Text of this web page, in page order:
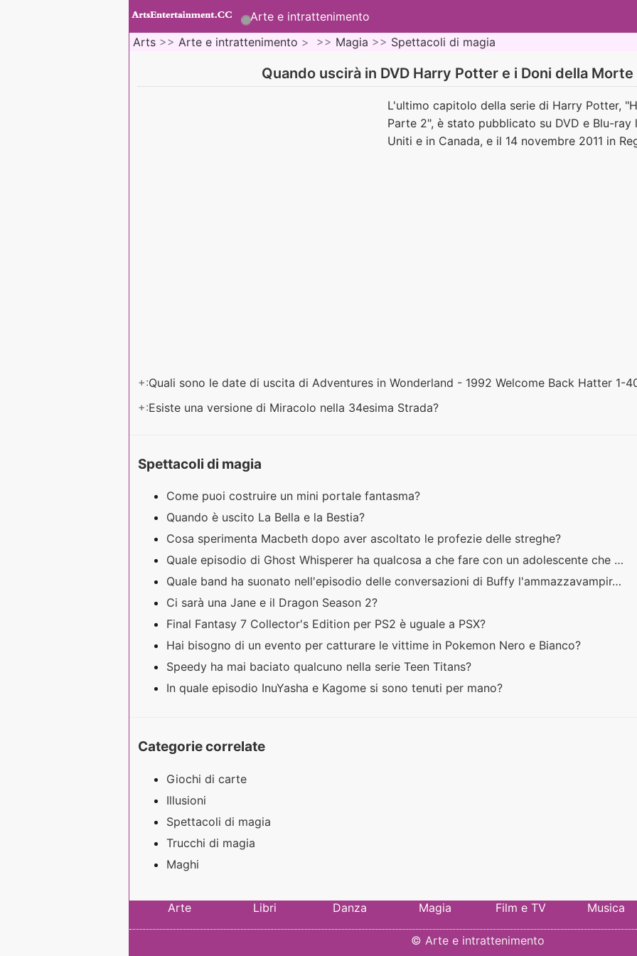
Arte e intrattenimento
Arts >> Arte e intrattenimento > >> Magia >> Spettacoli di magia
Quando uscirà in DVD Harry Potter e i Doni della
L'ultimo capitolo della serie di Harry Potter,
Parte 2", è stato pubblicato su DVD e Blu-ray
Uniti e in Canada, e il 14 novembre 2011 in
+:Quali sono le date di uscita di Adventures in Wonderland - 1992 Welcome Back Hatter 1-
+:Esiste una versione di Miracolo nella 34esima Strada?
Spettacoli di magia
Come puoi costruire un mini portale fantasma?
Quando è uscito La Bella e la Bestia?
Cosa sperimenta Macbeth dopo aver ascoltato le profezie delle streghe?
Quale episodio di Ghost Whisperer ha qualcosa a che fare con un adolescente che …
Quale band ha suonato nell'episodio delle conversazioni di Buffy l'ammazzavampir…
Ci sarà una Jane e il Dragon Season 2?
Final Fantasy 7 Collector's Edition per PS2 è uguale a PSX?
Hai bisogno di un evento per catturare le vittime in Pokemon Nero e Bianco?
Speedy ha mai baciato qualcuno nella serie Teen Titans?
In quale episodio InuYasha e Kagome si sono tenuti per mano?
Categorie correlate
Giochi di carte
Illusioni
Spettacoli di magia
Trucchi di magia
Maghi
Arte Libri Danza Magia Film e TV Musica
© Arte e intrattenimento